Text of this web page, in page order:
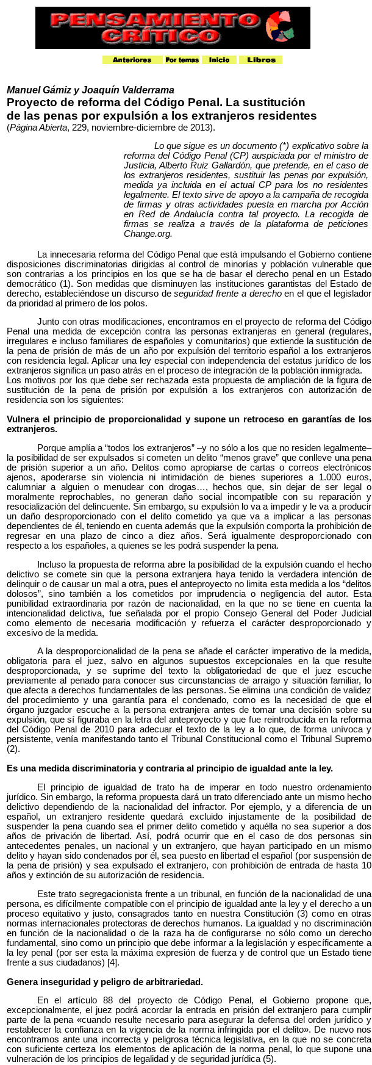
Manuel Gámiz y Joaquín Valderrama
Proyecto de reforma del Código Penal. La sustitución
de las penas por expulsión a los extranjeros residentes
(Página Abierta, 229, noviembre-diciembre de 2013).
Lo que sigue es un documento (*) explicativo sobre la
reforma del Código Penal (CP) auspiciada por el ministro de
Justicia, Alberto Ruiz Gallardón, que pretende, en el caso de
los extranjeros residentes, sustituir las penas por expulsión,
medida ya incluida en el actual CP para los no residentes
legalmente. El texto sirve de apoyo a la campaña de recogida
de firmas y otras actividades puesta en marcha por Acción
en Red de Andalucía contra tal proyecto. La recogida de
firmas se realiza a través de la plataforma de peticiones
Change.org.
La innecesaria reforma del Código Penal que está impulsando el Gobierno contiene
disposiciones discriminatorias dirigidas al control de minorías y población vulnerable que
son contrarias a los principios en los que se ha de basar el derecho penal en un Estado
democrático (1). Son medidas que disminuyen las instituciones garantistas del Estado de
derecho, estableciéndose un discurso deseguridad frente a derechoen el que el legislador
da prioridad al primero de los polos.
Junto con otras modificaciones, encontramos en el proyecto de reforma del Código
Penal una medida de excepción contra las personas extranjeras en general (regulares,
irregulares e incluso familiares de españoles y comunitarios) que extiende la sustitución de
la pena de prisión de más de un año por expulsión del territorio español a los extranjeros
con residencia legal. Aplicar una ley especial con independencia del estatus jurídico de los
extranjeros significa un paso atrás en el proceso de integración de la población inmigrada.
Los motivos por los que debe ser rechazada esta propuesta de ampliación de la figura de
sustitución de la pena de prisión por expulsión a los extranjeros con autorización de
residencia son los siguientes:
Vulnera el principio de proporcionalidad y supone un retroceso en garantías de los
extranjeros.
Porque amplía a “todos los extranjeros” –y no sólo a los que no residen legalmente–
la posibilidad de ser expulsados si cometen un delito “menos grave” que conlleve una pena
de prisión superior a un año. Delitos como apropiarse de cartas o correos electrónicos
ajenos, apoderarse sin violencia ni intimidación de bienes superiores a 1.000 euros,
calumniar a alguien o menudear con drogas…, hechos que, sin dejar de ser legal o
moralmente reprochables, no generan daño social incompatible con su reparación y
resocialización del delincuente. Sin embargo, su expulsión lo va a impedir y le va a producir
un daño desproporcionado con el delito cometido ya que va a implicar a las personas
dependientes de él, teniendo en cuenta además que la expulsión comporta la prohibición de
regresar en una plazo de cinco a diez años. Será igualmente desproporcionado con
respecto a los españoles, a quienes se les podrá suspender la pena.
Incluso la propuesta de reforma abre la posibilidad de la expulsión cuando el hecho
delictivo se comete sin que la persona extranjera haya tenido la verdadera intención de
delinquir o de causar un mal a otra, pues el anteproyecto no limita esta medida a los “delitos
dolosos”, sino también a los cometidos por imprudencia o negligencia del autor. Esta
punibilidad extraordinaria por razón de nacionalidad, en la que no se tiene en cuenta la
intencionalidad delictiva, fue señalada por el propio Consejo General del Poder Judicial
como elemento de necesaria modificación y refuerza el carácter desproporcionado y
excesivo de la medida.
A la desproporcionalidad de la pena se añade el carácter imperativo de la medida,
obligatoria para el juez, salvo en algunos supuestos excepcionales en la que resulte
desproporcionada, y se suprime del texto la obligatoriedad de que el juez escuche
previamente al penado para conocer sus circunstancias de arraigo y situación familiar, lo
que afecta a derechos fundamentales de las personas. Se elimina una condición de validez
del procedimiento y una garantía para el condenado, como es la necesidad de que el
órgano juzgador escuche a la persona extranjera antes de tomar una decisión sobre su
expulsión, que sí figuraba en la letra del anteproyecto y que fue reintroducida en la reforma
del Código Penal de 2010 para adecuar el texto de la ley a lo que, de forma unívoca y
persistente, venía manifestando tanto el Tribunal Constitucional como el Tribunal Supremo
(2).
Es una medida discriminatoria y contraria al principio de igualdad ante la ley.
El principio de igualdad de trato ha de imperar en todo nuestro ordenamiento
jurídico. Sin embargo, la reforma propuesta dará un trato diferenciado ante un mismo hecho
delictivo dependiendo de la nacionalidad del infractor. Por ejemplo, y a diferencia de un
español, un extranjero residente quedará excluido injustamente de la posibilidad de
suspender la pena cuando sea el primer delito cometido y aquélla no sea superior a dos
años de privación de libertad. Así, podrá ocurrir que en el caso de dos personas sin
antecedentes penales, un nacional y un extranjero, que hayan participado en un mismo
delito y hayan sido condenados por él, sea puesto en libertad el español (por suspensión de
la pena de prisión) y sea expulsado el extranjero, con prohibición de entrada de hasta 10
años y extinción de su autorización de residencia.
Este trato segregacionista frente a un tribunal, en función de la nacionalidad de una
persona, es difícilmente compatible con el principio de igualdad ante la ley y el derecho a un
proceso equitativo y justo, consagrados tanto en nuestra Constitución (3) como en otras
normas internacionales protectoras de derechos humanos. La igualdad y no discriminación
en función de la nacionalidad o de la raza ha de configurarse no sólo como un derecho
fundamental, sino como un principio que debe informar a la legislación y específicamente a
la ley penal (por ser esta la máxima expresión de fuerza y de control que un Estado tiene
frente a sus ciudadanos) [4].
Genera inseguridad y peligro de arbitrariedad.
En el artículo 88 del proyecto de Código Penal, el Gobierno propone que,
excepcionalmente, el juez podrá acordar la entrada en prisión del extranjero para cumplir
parte de la pena «cuando resulte necesario para asegurar la defensa del orden jurídico y
restablecer la confianza en la vigencia de la norma infringida por el delito». De nuevo nos
encontramos ante una incorrecta y peligrosa técnica legislativa, en la que no se concreta
con suficiente certeza los elementos de aplicación de la norma penal, lo que supone una
vulneración de los principios de legalidad y de seguridad jurídica (5).